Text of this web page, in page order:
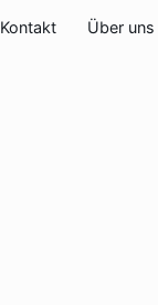
Kontakt Über uns